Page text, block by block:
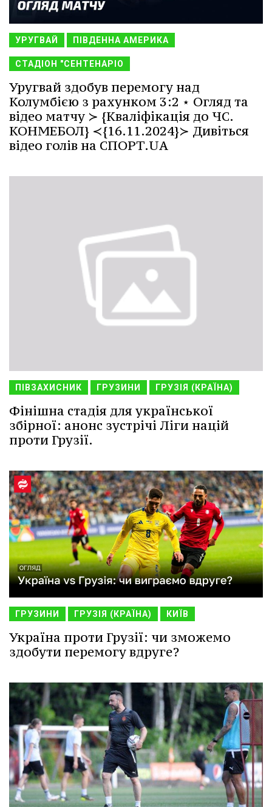
УРУГВАЙ ПІВДЕННА АМЕРИКА
СТАДІОН "СЕНТЕНАРІО
Уругвай здобув перемогу над
Колумбією з рахунком 3:2 ⋆ Огляд та
відео матчу ≻ {Кваліфікація до ЧС.
КОНМЕБОЛ} ≺{16.11.2024}≻ Дивіться
відео голів на СПОРТ.UA
ПІВЗАХИСНИК ГРУЗИНИ ГРУЗІЯ (КРАЇНА)
Фінішна стадія для української
збірної: анонс зустрічі Ліги націй
проти Грузії.
ГРУЗИНИ ГРУЗІЯ (КРАЇНА) КИЇВ
Україна проти Грузії: чи зможемо
здобути перемогу вдруге?